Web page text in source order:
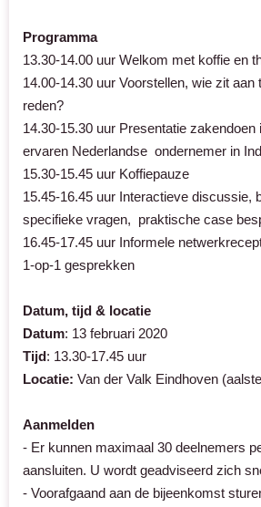
Programma
13.30-14.00 uur Welkom met koffie en
14.00-14.30 uur Voorstellen, wie zit aan
reden?
14.30-15.30 uur Presentatie zakendoen
ervaren Nederlandse ondernemer in
15.30-15.45 uur Koffiepauze
15.45-16.45 uur Interactieve discussie,
specifieke vragen, praktische case
16.45-17.45 uur Informele
1-op-1 gesprekken
Datum, tijd & locatie
Datum: 13 februari 2020
Tijd: 13.30-17.45 uur
Locatie: Van der Valk Eindhoven
Aanmelden
- Er kunnen maximaal 30 deelnemers
aansluiten. U wordt geadviseerd zich
- Voorafgaand aan de bijeenkomst